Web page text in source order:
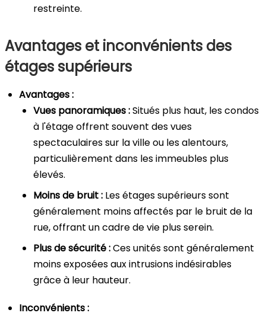
restreinte.
Avantages et inconvénients des
étages supérieurs
Avantages :
Vues panoramiques :Situés plus haut, les condos
à l'étage offrent souvent des vues
spectaculaires sur la ville ou les alentours,
particulièrement dans les immeubles plus
élevés.
Moins de bruit : Les étages supérieurs sont
généralement moins affectés par le bruit de la
rue, offrant un cadre de vie plus serein.
Plus de sécurité :Ces unités sont généralement
moins exposées aux intrusions indésirables
grâce à leur hauteur.
Inconvénients :